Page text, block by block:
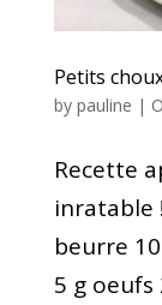
Petits
by pauline |
Recette
inratable
beurre
5 g oeufs